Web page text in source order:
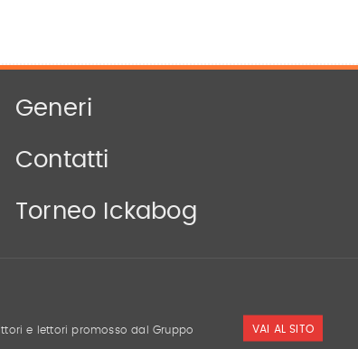
Generi
Contatti
Torneo Ickabog
e lettori promosso dal Gruppo
VAI AL SITO